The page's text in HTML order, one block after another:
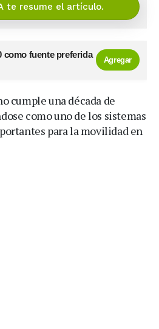
te resume el artículo.
como fuente preferida
Agregar
cumple una década de
como uno de los sistemas
para la movilidad en